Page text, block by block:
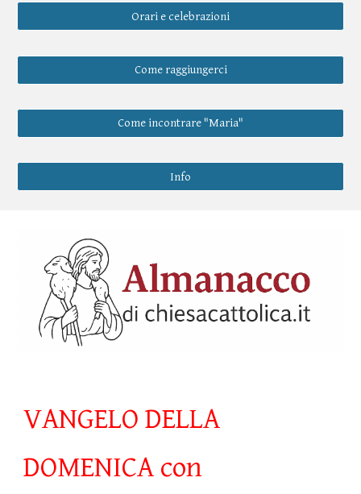
Orari e celebrazioni
Come raggiungerci
Come incontrare "Maria"
Info
VANGELO DELLA
DOMENICA con